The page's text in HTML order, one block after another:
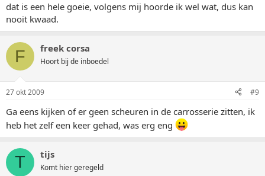
dat is een hele goeie, volgens mij hoorde ik wel wat, dus kan
nooit kwaad.
F freek corsa
Hoort bij de inboedel
27 okt 2009 #9
Ga eens kijken of er geen scheuren in de carrosserie zitten, ik
heb het zelf een keer gehad, was erg eng
T tijs
Komt hier geregeld